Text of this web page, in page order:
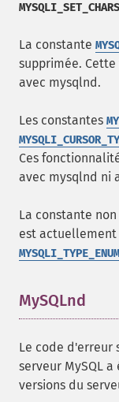
La constante
supprimée.
avec mysqlnd.
Les constantes
Ces
avec mysqlnd ni
La constante
est actuellement
MYSQLI_TYPE_ENUM
MySQLnd
Le code d'erreur
serveur MySQL
versions du